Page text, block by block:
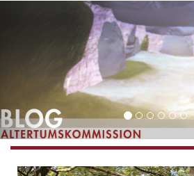
Vorherige